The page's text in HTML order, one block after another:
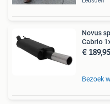
Novus
Cabrio
€ 189,95
Bezoek